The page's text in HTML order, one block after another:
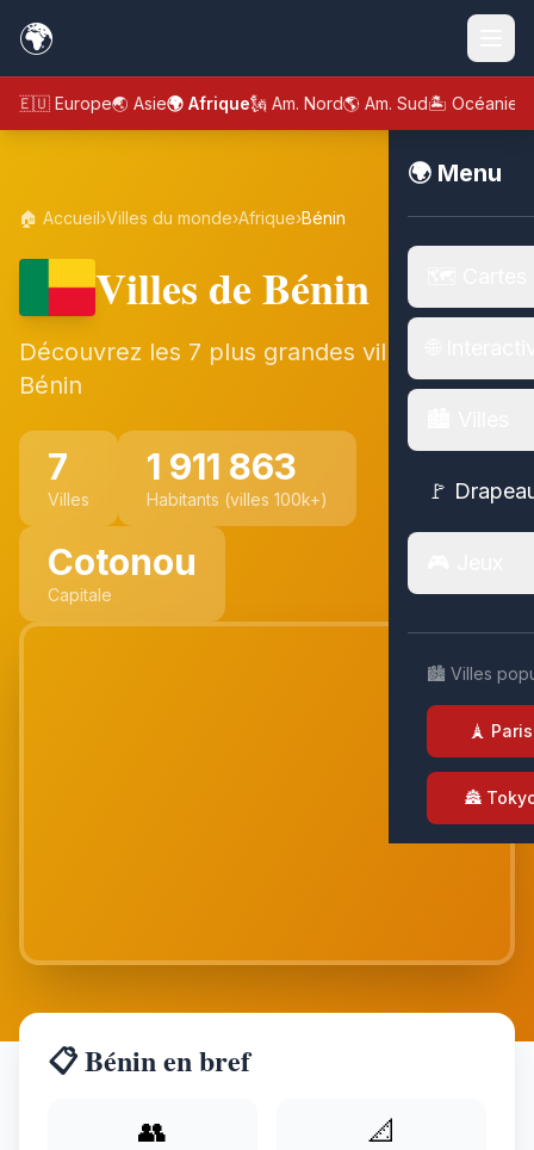
🌍
🇪🇺 Europe🌏 Asie🌍 Afrique🗽 Am. Nord🌎 Am. Sud🏝️ Océanie
🌍 Menu
🚩
🏙️ Villes
🗼 Paris
🏯
🏠 Accueil›Villes du monde›Afrique›Bénin
Villes de Bénin
Découvrez les 7 plus grandes villes de
Bénin
7
Villes
1 911 863
Habitants (villes 100k+)
Cotonou
Capitale
📋 Bénin en bref
👥 📐